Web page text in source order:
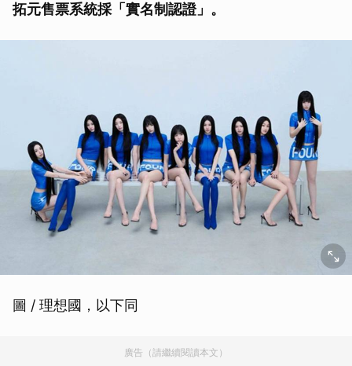
拓元售票系統採「實名制認證」。
圖 / 理想國，以下同
廣告（請繼續閱讀本文）